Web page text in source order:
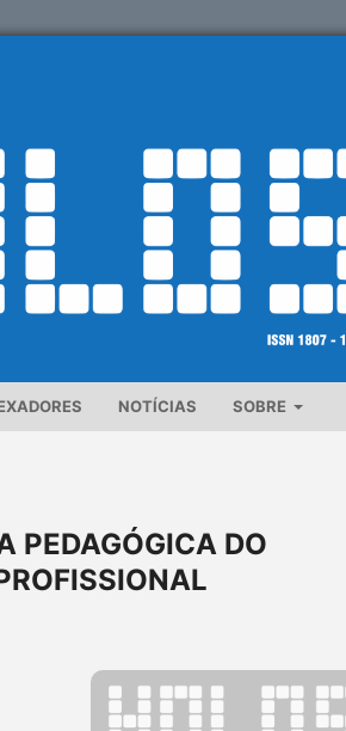
NOTÍCIAS SOBRE
PEDAGÓGICA DO